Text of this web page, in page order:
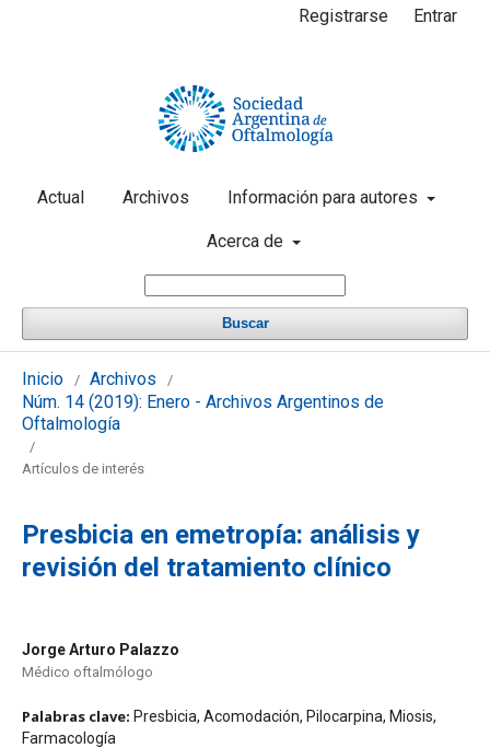
Actual Archivos Información para autores
Acerca de
Buscar
Registrarse Entrar
Inicio / Archivos /
Núm. 14 (2019): Enero - Archivos Argentinos de
Oftalmología
/
Artículos de interés
Presbicia en emetropía: análisis y
revisión del tratamiento clínico
Jorge Arturo Palazzo
Médico oftalmólogo
Palabras clave: Presbicia, Acomodación, Pilocarpina, Miosis,
Farmacología